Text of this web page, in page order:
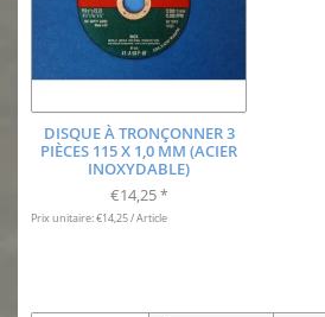
DISQUE À TRONÇONNER 3
PIÈCES 115 X 1,0 MM (ACIER
INOXYDABLE)
€14,25 *
Prix unitaire: €14,25 / Article